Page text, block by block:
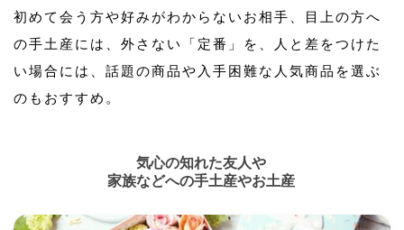
初めて会う方や好みがわからないお相手、目上の方へ
の手土産には、外さない「定番」を、人と差をつけた
い場合には、話題の商品や入手困難な人気商品を選ぶ
のもおすすめ。
気心の知れた友人や
家族などへの手土産やお土産